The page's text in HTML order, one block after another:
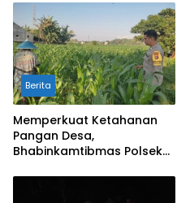
Berita
Memperkuat Ketahanan
Pangan Desa,
Bhabinkamtibmas Polsek
Kuranji Dalang